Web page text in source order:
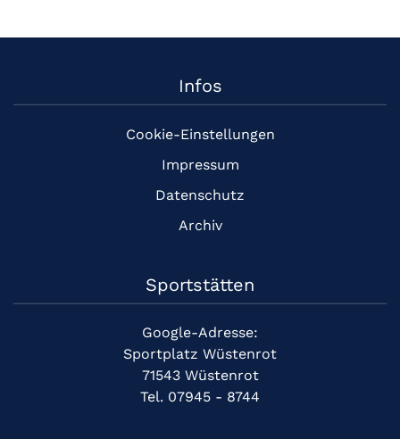
Infos
Cookie-Einstellungen
Impressum
Datenschutz
Archiv
Sportstätten
Google-Adresse:
Sportplatz Wüstenrot
71543 Wüstenrot
Tel. 07945 - 8744